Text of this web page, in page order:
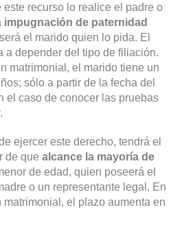
este recurso lo realice el padre o
impugnación de paternidad
el marido quien lo pida. El
a depender del tipo de filiación.
matrimonial, el marido tiene un
sólo a partir de la fecha del
el caso de conocer las pruebas
ejercer este derecho, tendrá el
de que alcance la mayoría de
de edad, quien poseerá el
o un representante legal. En
matrimonial, el plazo aumenta en